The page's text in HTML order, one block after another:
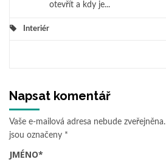
otevřít a kdy je...
Interiér
Napsat komentář
Vaše e-mailová adresa nebude zveřejněna.
jsou označeny *
JMÉNO*